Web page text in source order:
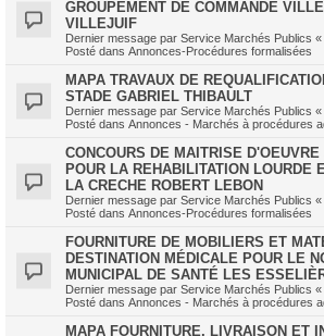
GROUPEMENT DE COMMANDE
VILLEJUIF
Dernier message par Service Marchés Publics «
Posté dans Annonces-Procédures formalisées
MAPA TRAVAUX DE
STADE GABRIEL THIBAULT
Dernier message par Service Marchés Publics «
Posté dans Annonces - Marchés à procédures
CONCOURS DE MAITRISE
POUR LA REHABILITATION LOURDE
LA CRECHE ROBERT LEBON
Dernier message par Service Marchés Publics «
Posté dans Annonces-Procédures formalisées
FOURNITURE DE MOBILIERS ET
DESTINATION MÉDICALE POUR LE
MUNICIPAL DE SANTÉ LES
Dernier message par Service Marchés Publics «
Posté dans Annonces - Marchés à procédures
MAPA FOURNITURE, LIVRAISON ET